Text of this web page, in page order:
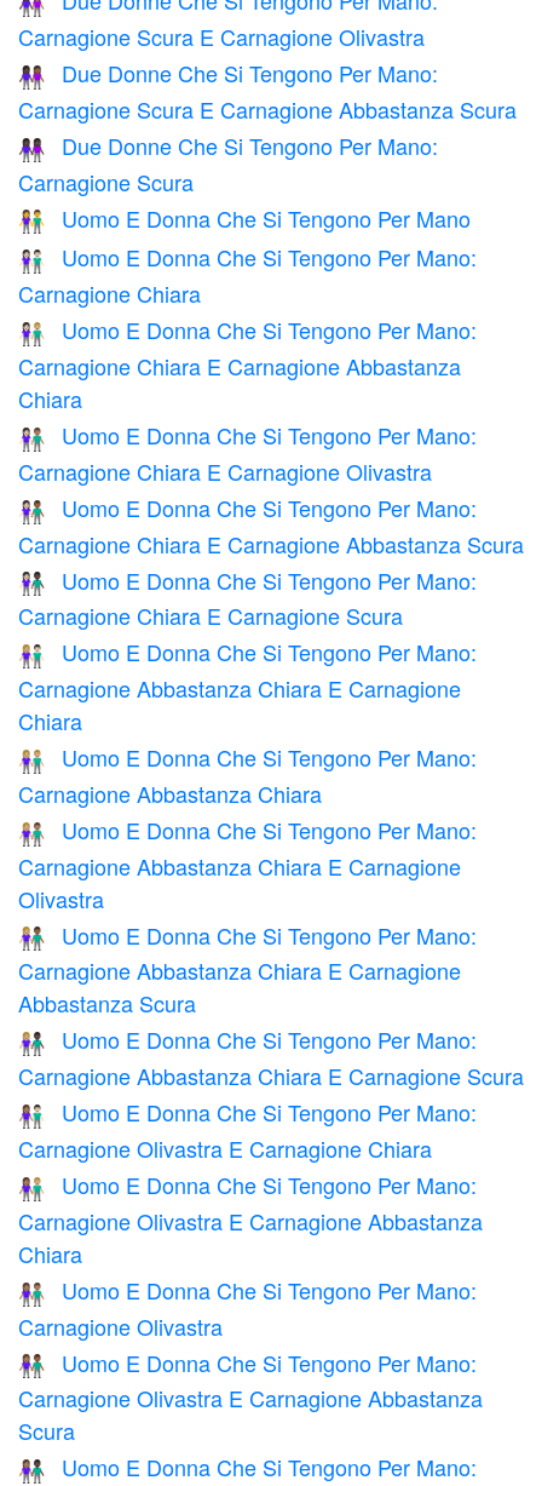
Carnagione Scura E Carnagione Olivastra
👩🏿‍🤝‍👩🏾
Due Donne Che Si Tengono Per Mano:
Carnagione Scura E Carnagione Abbastanza Scura
👭🏿
Due Donne Che Si Tengono Per Mano:
Carnagione Scura
👫 Uomo E Donna Che Si Tengono Per Mano
👫🏻
Uomo E Donna Che Si Tengono Per Mano:
Carnagione Chiara
👩🏻‍🤝‍👨🏼
Uomo E Donna Che Si Tengono Per Mano:
Carnagione Chiara E Carnagione Abbastanza
Chiara
👩🏻‍🤝‍👨🏽
Uomo E Donna Che Si Tengono Per Mano:
Carnagione Chiara E Carnagione Olivastra
👩🏻‍🤝‍👨🏾
Uomo E Donna Che Si Tengono Per Mano:
Carnagione Chiara E Carnagione Abbastanza Scura
👩🏻‍🤝‍👨🏿
Uomo E Donna Che Si Tengono Per Mano:
Carnagione Chiara E Carnagione Scura
👩🏼‍🤝‍👨🏻
Uomo E Donna Che Si Tengono Per Mano:
Carnagione Abbastanza Chiara E Carnagione
Chiara
👫🏼
Uomo E Donna Che Si Tengono Per Mano:
Carnagione Abbastanza Chiara
👩🏼‍🤝‍👨🏽
Uomo E Donna Che Si Tengono Per Mano:
Carnagione Abbastanza Chiara E Carnagione
Olivastra
👩🏼‍🤝‍👨🏾
Uomo E Donna Che Si Tengono Per Mano:
Carnagione Abbastanza Chiara E Carnagione
Abbastanza Scura
👩🏼‍🤝‍👨🏿
Uomo E Donna Che Si Tengono Per Mano:
Carnagione Abbastanza Chiara E Carnagione Scura
👩🏽‍🤝‍👨🏻
Uomo E Donna Che Si Tengono Per Mano:
Carnagione Olivastra E Carnagione Chiara
👩🏽‍🤝‍👨🏼
Uomo E Donna Che Si Tengono Per Mano:
Carnagione Olivastra E Carnagione Abbastanza
Chiara
👫🏽
Uomo E Donna Che Si Tengono Per Mano:
Carnagione Olivastra
👩🏽‍🤝‍👨🏾
Uomo E Donna Che Si Tengono Per Mano:
Carnagione Olivastra E Carnagione Abbastanza
Scura
👩🏽‍🤝‍👨🏿
Uomo E Donna Che Si Tengono Per Mano: